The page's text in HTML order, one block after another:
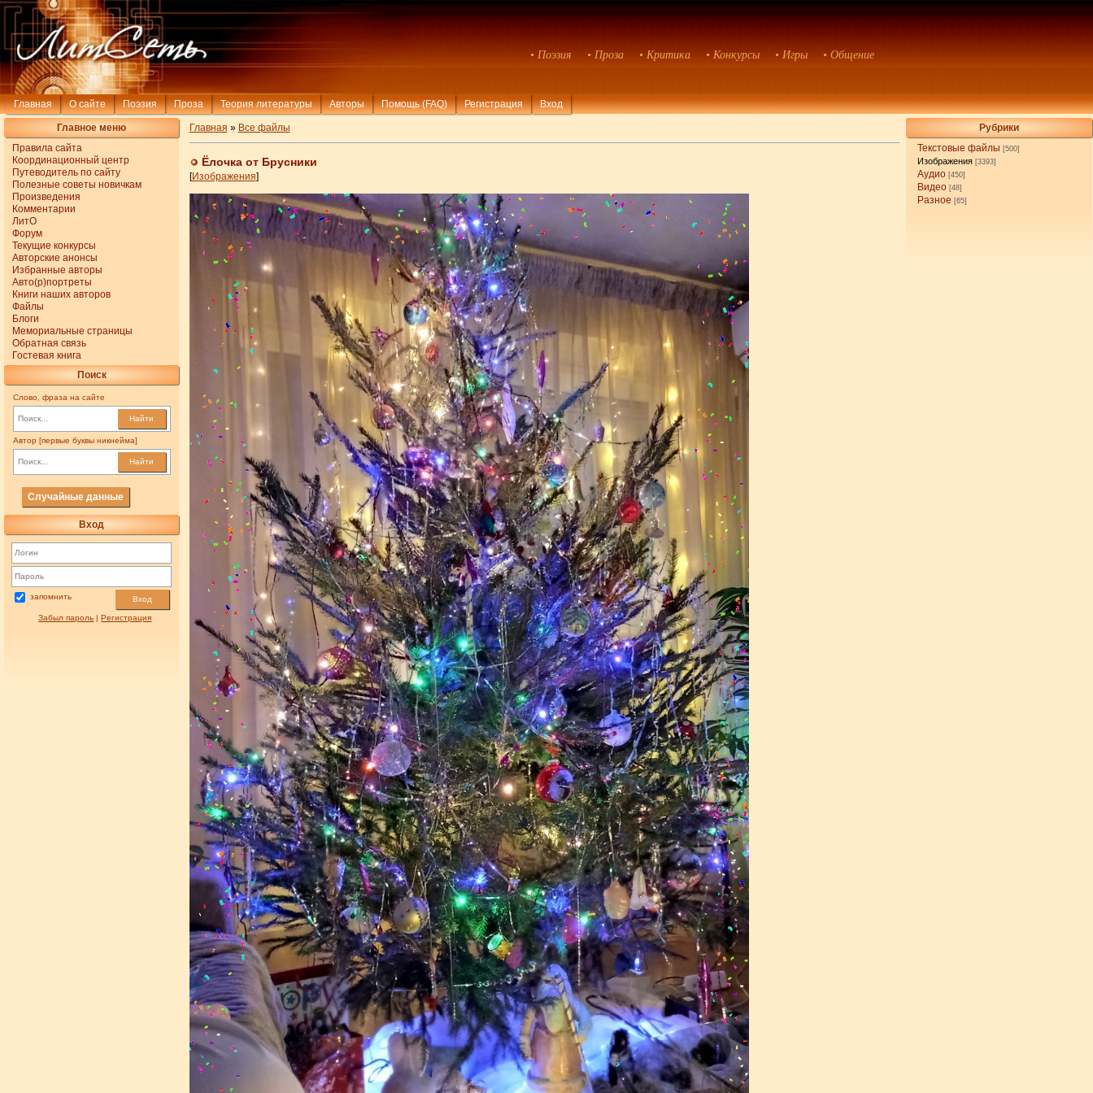
• Поэзия • Проза • Критика • Конкурсы • Игры • Общение
Главная О сайте Поэзия Проза Теория литературы Авторы Помощь (FAQ) Регистрация Вход
Главное меню
Правила сайта
Координационный центр
Путеводитель по сайту
Полезные советы новичкам
Произведения
Комментарии
ЛитО
Форум
Текущие конкурсы
Авторские анонсы
Избранные авторы
Авто(р)портреты
Книги наших авторов
Файлы
Блоги
Мемориальные страницы
Обратная связь
Гостевая книга
Поиск
Слово, фраза на сайте
Найти
Автор [первые буквы никнейма]
Найти
Случайные данные
Вход
запомнить Вход
Забыл пароль |Регистрация
Рубрики
Текстовые файлы [500]
Изображения [3393]
Аудио [450]
Видео [48]
Разное [65]
Главная » Все файлы
Ёлочка от Брусники
[Изображения]